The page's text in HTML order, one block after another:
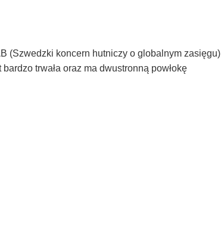
(Szwedzki koncern hutniczy o globalnym zasięgu)
trwała oraz ma dwustronną powłokę